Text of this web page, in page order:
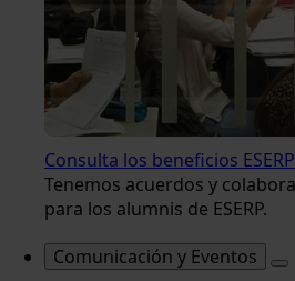
Consulta los beneficios ESERP
Tenemos acuerdos y
para los alumnis de ESERP.
Comunicación y Eventos